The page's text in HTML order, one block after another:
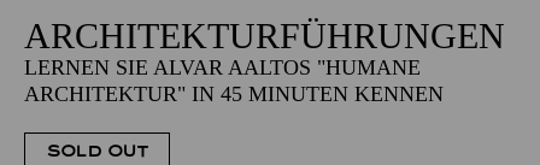
ARCHITEKTUR­FÜHRUNGEN
LERNEN SIE ALVAR AALTOS "HUMANE
ARCHITEKTUR" IN 45 MINUTEN KENNEN
SOLD OUT